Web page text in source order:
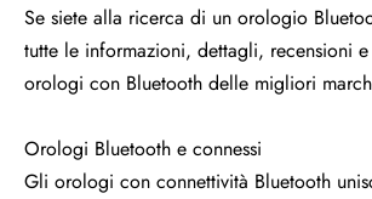
Se siete alla ricerca di un orologio
tutte le informazioni, dettagli, recensioni
orologi con Bluetooth delle migliori
Orologi Bluetooth e connessi
Gli orologi con connettività Bluetooth